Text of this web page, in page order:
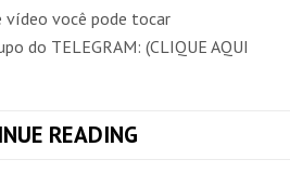
vídeo você pode tocar
do TELEGRAM: (CLIQUE AQUI
READING